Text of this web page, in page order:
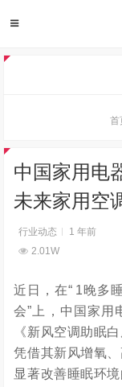
首
中国家用电
未来家用空
行业动态
1 年前
2.01W
近日，在“ 1晚多
会”上
， 中国家用
《新风空调助眠
凭借其新风增氧
显著改善睡眠环